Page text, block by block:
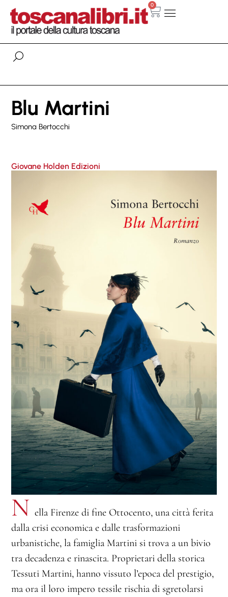
0
Blu Martini
Simona Bertocchi
Giovane Holden Edizioni
N ella Firenze di fine Ottocento, una città ferita
dalla crisi economica e dalle trasformazioni
urbanistiche, la famiglia Martini si trova a un bivio
tra decadenza e rinascita. Proprietari della storica
Tessuti Martini, hanno vissuto l’epoca del prestigio,
ma ora il loro impero tessile rischia di sgretolarsi